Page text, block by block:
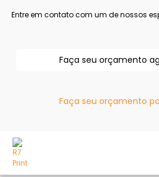
Entre em contato com um de nossos
Faça seu orçamento
Faça seu orçamento